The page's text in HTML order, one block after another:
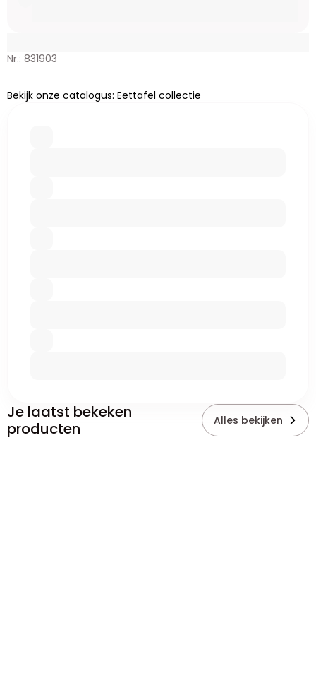
Nr.: 831903
Bekijk onze catalogus: Eettafel collectie
Je laatst bekeken
producten
Alles bekijken